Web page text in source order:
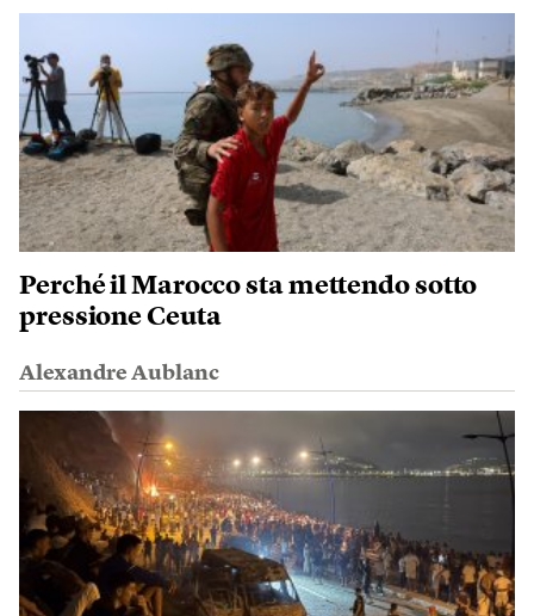
Perché il Marocco sta mettendo sotto
pressione Ceuta
Alexandre Aublanc